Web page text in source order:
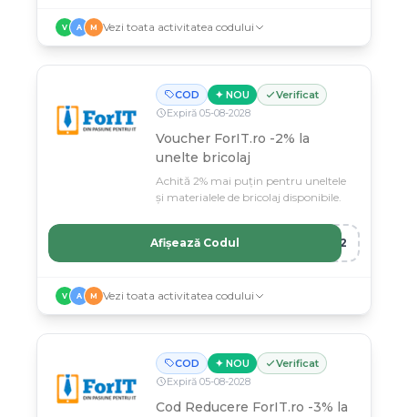
V A M Vezi toata activitatea codului
COD ✦ NOU
Verificat
Expiră 05-08-2028
Voucher ForIT.ro -2% la
unelte bricolaj
Achită 2% mai puțin pentru uneltele
și materialele de bricolaj disponibile.
AJ2
Afișează Codul
V A M Vezi toata activitatea codului
COD ✦ NOU
Verificat
Expiră 05-08-2028
Cod Reducere ForIT.ro -3% la